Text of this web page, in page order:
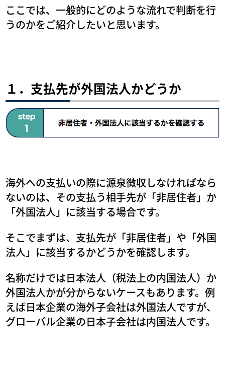
ここでは、一般的にどのような流れで判断を行
うのかをご紹介したいと思います。
１．支払先が外国法人かどうか
海外への支払いの際に源泉徴収しなければなら
ないのは、その支払う相手先が「非居住者」か
「外国法人」に該当する場合です。
そこでまずは、支払先が「非居住者」や「外国
法人」に該当するかどうかを確認します。
名称だけでは日本法人（税法上の内国法人）か
外国法人かが分からないケースもあります。例
えば日本企業の海外子会社は外国法人ですが、
グローバル企業の日本子会社は内国法人です。